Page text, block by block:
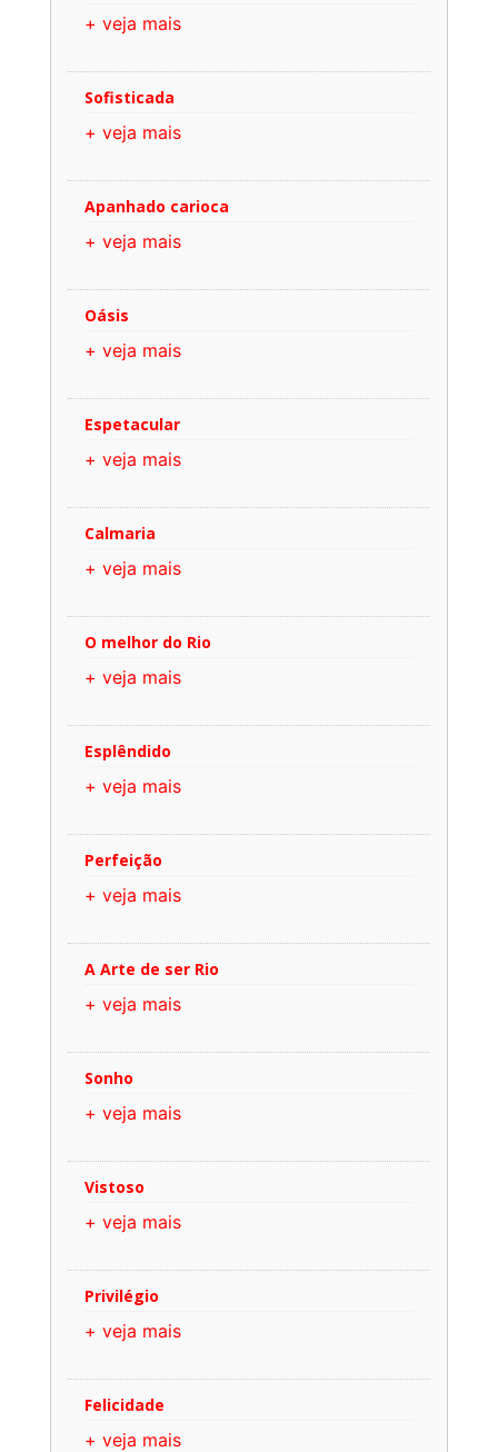
+ veja mais
Sofisticada
+ veja mais
Apanhado carioca
+ veja mais
Oásis
+ veja mais
Espetacular
+ veja mais
Calmaria
+ veja mais
O melhor do Rio
+ veja mais
Esplêndido
+ veja mais
Perfeição
+ veja mais
A Arte de ser Rio
+ veja mais
Sonho
+ veja mais
Vistoso
+ veja mais
Privilégio
+ veja mais
Felicidade
+ veja mais